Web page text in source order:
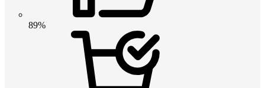
89%